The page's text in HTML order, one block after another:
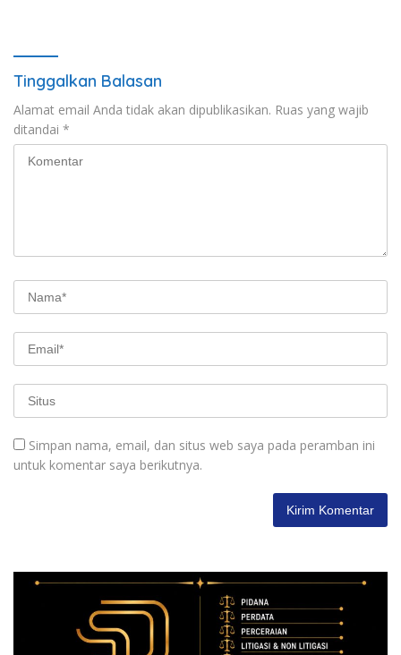
Tinggalkan Balasan
Alamat email Anda tidak akan dipublikasikan. Ruas yang wajib
ditandai *
Simpan nama, email, dan situs web saya pada peramban ini
untuk komentar saya berikutnya.